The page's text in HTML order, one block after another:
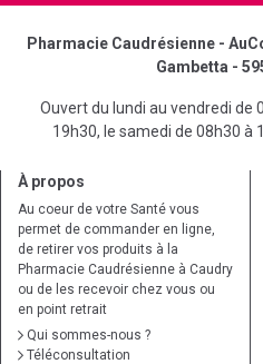
Pharmacie Caudrésienne -
Gambetta -
Ouvert du lundi au vendredi de
19h30, le samedi de 08h30 à
À propos
Au coeur de votre Santé vous
permet de commander en ligne,
de retirer vos produits à la
Pharmacie Caudrésienne à Caudry
ou de les recevoir chez vous ou
en point retrait
Qui sommes-nous ?
Téléconsultation